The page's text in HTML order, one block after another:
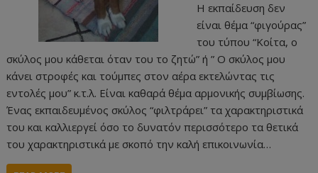
Η εκπαίδευση δεν
είναι θέμα “φιγούρας”
του τύπου “Κοίτα, ο
σκύλος μου κάθεται όταν του το ζητώ” ή ” Ο σκύλος μου
κάνει στροφές και τούμπες στον αέρα εκτελώντας τις
εντολές μου” κ.τ.λ. Είναι καθαρά θέμα αρμονικής συμβίωσης.
Ένας εκπαιδευμένος σκύλος “φιλτράρει” τα χαρακτηριστικά
του και καλλιεργεί όσο το δυνατόν περισσότερο τα θετικά
του χαρακτηριστικά με σκοπό την καλή επικοινωνία…